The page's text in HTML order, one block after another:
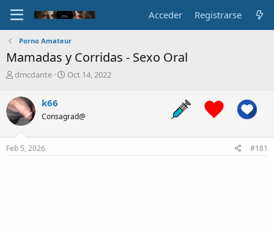
Acceder Registrarse
Porno Amateur
Mamadas y Corridas - Sexo Oral
A
t
o
r
dmcdante
F
a
e
Oct 14, 2022
k66
Consagrad@
Feb 5, 2026 #181